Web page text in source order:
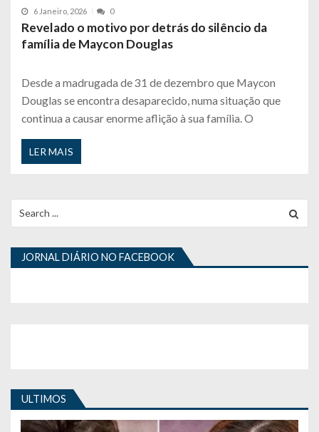
6 Janeiro, 2026 0
Revelado o motivo por detrás do silêncio da
família de Maycon Douglas
Desde a madrugada de 31 de dezembro que Maycon
Douglas se encontra desaparecido, numa situação que
continua a causar enorme aflição à sua família. O
LER MAIS
for:
JORNAL DIÁRIO NO FACEBOOK
ULTIMOS